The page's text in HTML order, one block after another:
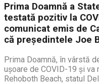
Prima Doamnă a
testată pozitiv la
comunicat emis de
că preşedintele Joe
Prima Doamnă, în vârstă
uşoare de COVID-19 şi va
Rehoboth Beach, statul